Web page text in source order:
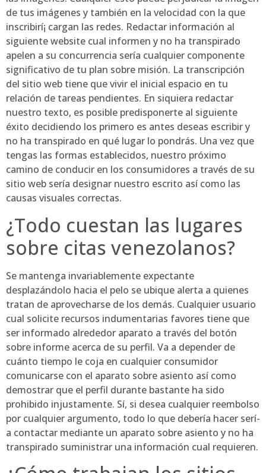
de tus imágenes y también en la velocidad con la que
inscribirí¡ cargan las redes. Redactar información al
siguiente website cual informen y no ha transpirado
apelen a su concurrencia serí­a cualquier componente
significativo de tu plan sobre misión. La transcripción
del sitio web tiene que vivir el inicial espacio en tu
relación de tareas pendientes. En siquiera redactar
nuestro texto, es posible predisponerte al siguiente
éxito decidiendo los primero es antes deseas escribir y
no ha transpirado en qué lugar lo pondrás. Una vez que
tengas las formas establecidos, nuestro próximo
camino de conducir en los consumidores a través de su
sitio web serí­a designar nuestro escrito así­ como las
causas visuales correctas.
¿Todo cuestan las lugares
sobre citas venezolanos?
Se mantenga invariablemente expectante
desplazándolo hacia el pelo se ubique alerta a quienes
tratan de aprovecharse de los demás. Cualquier usuario
cual solicite recursos indumentarias favores tiene que
ser informado alrededor aparato a través del botón
sobre informe acerca de su perfil. Va a depender de
cuánto tiempo le coja en cualquier consumidor
comunicarse con el aparato sobre asiento así­ como
demostrar que el perfil durante bastante ha sido
prohibido injustamente. Sí, si desea cualquier reembolso
por cualquier argumento, todo lo que debería hacer serí­
a contactar mediante un aparato sobre asiento y no ha
transpirado suministrar una información cual requieren.